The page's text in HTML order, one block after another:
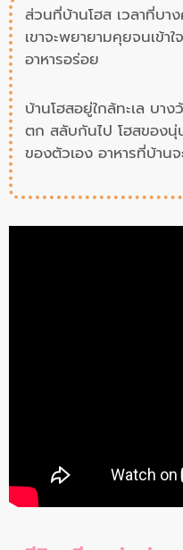
ส่วนที่บ้านโฮส เวลาที่บา
เขาจะพยายามคุยจนเข้า
อาหารอร่อย
บ้านโฮสอยู่ใกล้ทะเล บา
ตก สลับกันไป โฮสของนุ่
ของตัวเอง อาหารที่บ้าน